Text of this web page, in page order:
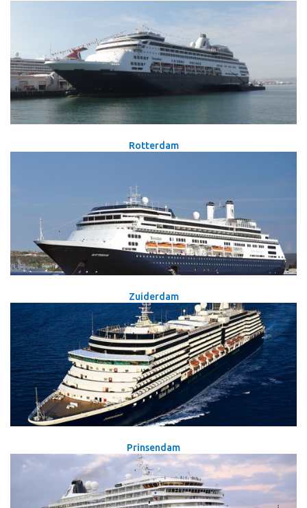
Rotterdam
Zuiderdam
Prinsendam